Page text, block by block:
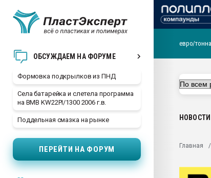
ОБСУЖДАЕМ НА ФОРУМЕ
Формовка подкрылков из ПНД
Села батарейка и слетела программа
на BMB KW22PI/1300 2006 г.в.
Поддельная смазка на рынке
ПЕРЕЙТИ НА ФОРУМ
29.07.2026 ФРП
Вакуум-
евро/тонна
НОВОСТИ
Главная